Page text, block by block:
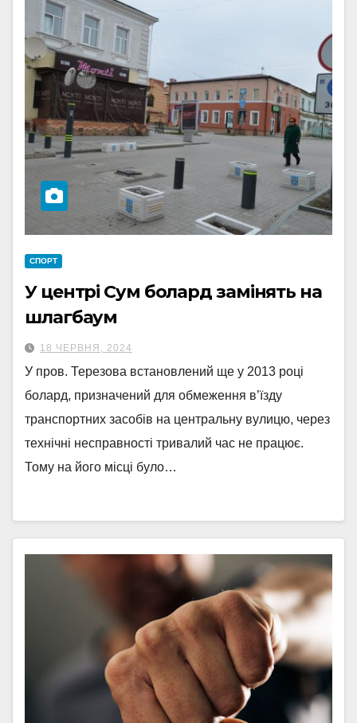
СПОРТ
У центрі Сум болард замінять на
шлагбаум
18 ЧЕРВНЯ, 2024
У пров. Терезова встановлений ще у 2013 році
болард, призначений для обмеження в’їзду
транспортних засобів на центральну вулицю, через
технічні несправності тривалий час не працює.
Тому на його місці було…